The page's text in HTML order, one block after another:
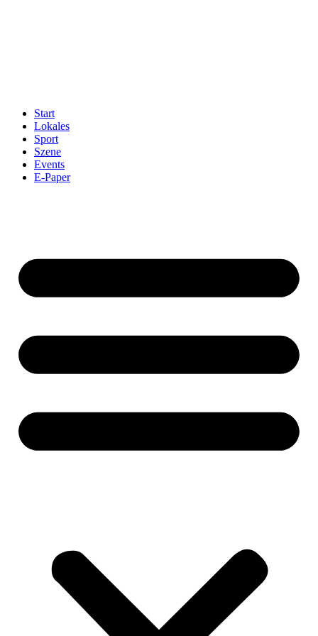
Start
Lokales
Sport
Szene
Events
E-Paper